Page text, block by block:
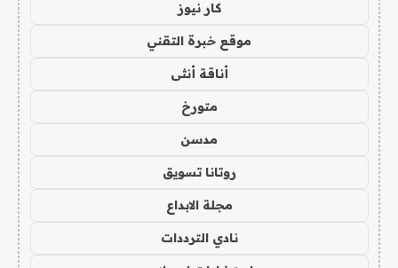
كار نيوز
موقع خبرة التقني
أناقة أنثى
متورخ
مدسن
روتانا تسويق
مجلة الابداع
نادي الترددات